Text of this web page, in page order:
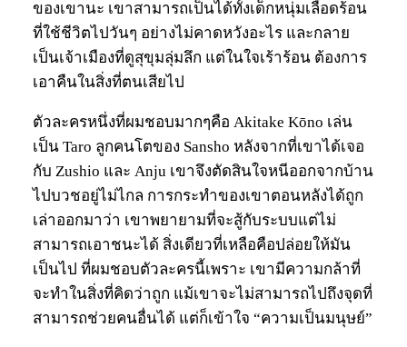
ของเขานะ เขาสามารถเป็นได้ทั้งเด็กหนุ่มเลือดร้อน
ที่ใช้ชีวิตไปวันๆ อย่างไม่คาดหวังอะไร และกลาย
เป็นเจ้าเมืองที่ดูสุขุมลุ่มลึก แต่ในใจเร้าร้อน ต้องการ
เอาคืนในสิ่งที่ตนเสียไป
ตัวละครหนึ่งที่ผมชอบมากๆคือ Akitake Kōno เล่น
เป็น Taro ลูกคนโตของ Sansho หลังจากที่เขาได้เจอ
กับ Zushio และ Anju เขาจึงตัดสินใจหนีออกจากบ้าน
ไปบวชอยู่ไม่ไกล การกระทำของเขาตอนหลังได้ถูก
เล่าออกมาว่า เขาพยายามที่จะสู้กับระบบแต่ไม่
สามารถเอาชนะได้ สิ่งเดียวที่เหลือคือปล่อยให้มัน
เป็นไป ที่ผมชอบตัวละครนี้เพราะ เขามีความกล้าที่
จะทำในสิ่งที่คิดว่าถูก แม้เขาจะไม่สามารถไปถึงจุดที่
สามารถช่วยคนอื่นได้ แต่ก็เข้าใจ “ความเป็นมนุษย์”